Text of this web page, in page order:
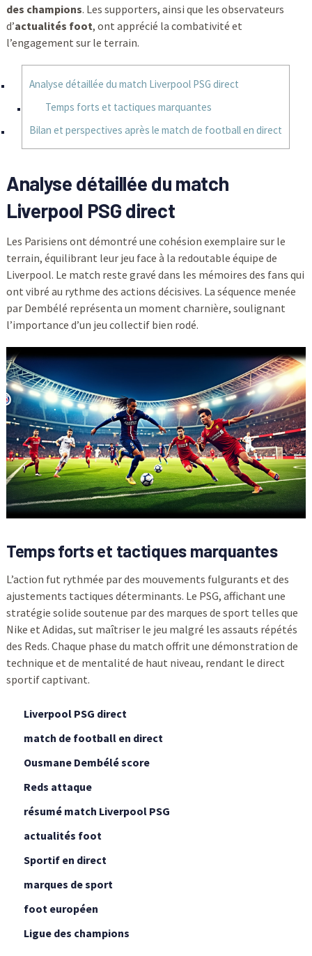
des champions. Les supporters, ainsi que les observateurs
d’actualités foot, ont apprécié la combativité et
l’engagement sur le terrain.
Analyse détaillée du match Liverpool PSG direct
Temps forts et tactiques marquantes
Bilan et perspectives après le match de football en direct
Analyse détaillée du match
Liverpool PSG direct
Les Parisiens ont démontré une cohésion exemplaire sur le
terrain, équilibrant leur jeu face à la redoutable équipe de
Liverpool. Le match reste gravé dans les mémoires des fans qui
ont vibré au rythme des actions décisives. La séquence menée
par Dembélé représenta un moment charnière, soulignant
l’importance d’un jeu collectif bien rodé.
Temps forts et tactiques marquantes
L’action fut rythmée par des mouvements fulgurants et des
ajustements tactiques déterminants. Le PSG, affichant une
stratégie solide soutenue par des marques de sport telles que
Nike et Adidas, sut maîtriser le jeu malgré les assauts répétés
des Reds. Chaque phase du match offrit une démonstration de
technique et de mentalité de haut niveau, rendant le direct
sportif captivant.
Liverpool PSG direct
match de football en direct
Ousmane Dembélé score
Reds attaque
résumé match Liverpool PSG
actualités foot
Sportif en direct
marques de sport
foot européen
Ligue des champions